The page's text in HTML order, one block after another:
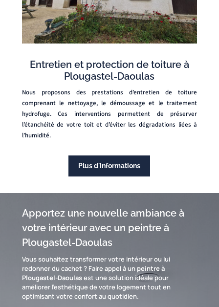
Entretien et protection de toiture à
Plougastel-Daoulas
Nous proposons des prestations d’entretien de toiture
comprenant le nettoyage, le démoussage et le traitement
hydrofuge. Ces interventions permettent de préserver
l’étanchéité de votre toit et d’éviter les dégradations liées à
l’humidité.
Plus d'informations
Apportez une nouvelle ambiance à
votre intérieur avec un peintre à
Plougastel-Daoulas
Vous souhaitez transformer votre intérieur ou lui
redonner du cachet ? Faire appel à un peintre à
Plougastel-Daoulasest une solution idéale pour
améliorer l’esthétique de votre logement tout en
optimisant votre confort au quotidien.